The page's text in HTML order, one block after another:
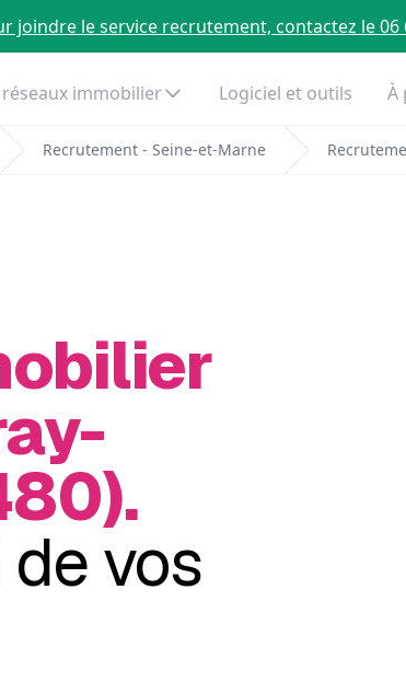
joindre le service recrutement, contactez le 06
immobilier Logiciel et outils À
Recrutement - Seine-et-Marne
vos